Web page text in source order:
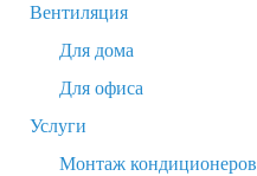
Вентиляция
Для дома
Для офиса
Услуги
Монтаж кондиционеров